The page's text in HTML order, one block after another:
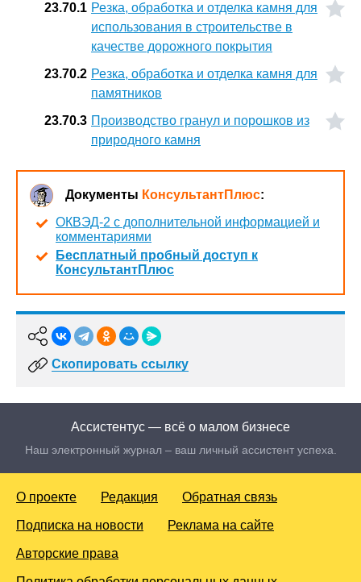
23.70.1 Резка, обработка и отделка камня для
использования в строительстве в
качестве дорожного покрытия
23.70.2 Резка, обработка и отделка камня для
памятников
23.70.3 Производство гранул и порошков из
природного камня
Документы КонсультантПлюс:
ОКВЭД-2 с дополнительной информацией и
комментариями
Бесплатный пробный доступ к
КонсультантПлюс
Скопировать ссылку
Ассистентус — всё о малом бизнесе
Наш электронный журнал – ваш личный ассистент успеха.
О проекте Редакция Обратная связь
Подписка на новости Реклама на сайте
Авторские права